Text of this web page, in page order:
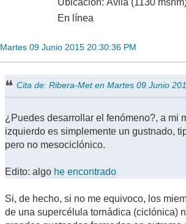
En línea
Martes 09 Junio 2015 20:30:36 PM
Cita de: Ribera-Met en Martes 09 Junio
¿Puedes desarrollar el fenómeno?, a mi
izquierdo es simplemente un gustnado,
pero no mesociclónico.
Edito: algo he encontrado
Si, de hecho, si no me equivoco, los
de una supercélula tornádica (ciclónica)